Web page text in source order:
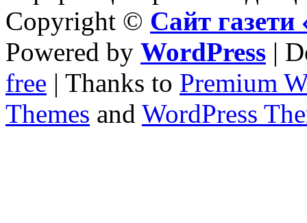
Copyright © Сайт
Powered by WordPress |
free | Thanks to Premium
Themes and WordPress